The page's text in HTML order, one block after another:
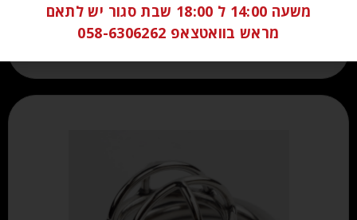
הוספה לסל
משעה 14:00 ל 18:00 שבת סגור יש לתאם
מראש בוואטצאפ 058-6306262